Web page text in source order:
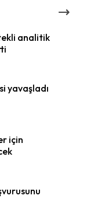
analitik
yavaşladı
için